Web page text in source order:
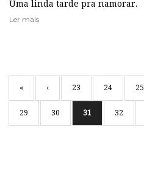
Uma linda tarde pra namorar.
Ler mais
« ‹ 23 24 25
29 30 31 32